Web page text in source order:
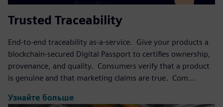
Trusted Traceability
End-to-end traceability as-a-service. Give your products a
blockchain-secured Digital Passport to certifies ownership,
provenance, and quality. Consumers verify that a product
is genuine and that marketing claims are true. Com...
Узнайте больше